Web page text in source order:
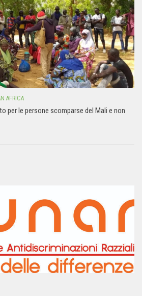
AFRICA
per le persone scomparse del Mali e non